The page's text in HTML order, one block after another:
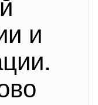
и